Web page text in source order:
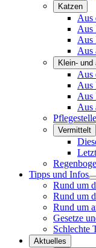
Katzen
Aus
Aus
Aus
Aus
Klein- und
Aus
Aus
Aus
Aus
Vermittelt
Tipps und Infos
Rund um
Rund um
Rund um
Gesetze
Schlechte
Aktuelles